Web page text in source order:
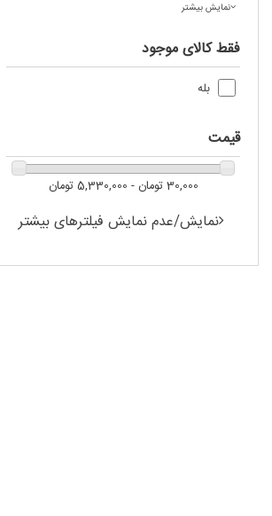
نمایش بیشتر
فقط کالای موجود
بله
قیمت
30,000 تومان - 5,330,000 تومان
نمایش/عدم نمایش فیلترهای بیشتر